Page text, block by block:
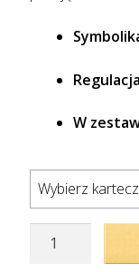
W
Wybierz
ilość